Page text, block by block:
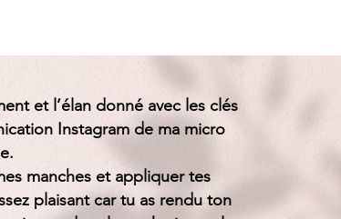
et l’élan donné avec les clés
Instagram de ma micro
manches et appliquer tes
plaisant car tu as rendu ton